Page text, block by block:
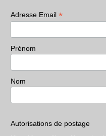
Adresse Email *
Prénom
Nom
Autorisations de postage